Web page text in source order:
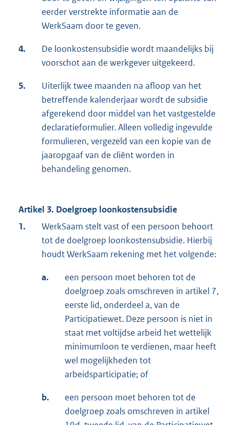
eerder verstrekte informatie aan de
WerkSaam door te geven.
4.
De loonkostensubsidie wordt maandelijks bij
voorschot aan de werkgever uitgekeerd.
5.
Uiterlijk twee maanden na afloop van het
betreffende kalenderjaar wordt de subsidie
afgerekend door middel van het vastgestelde
declaratieformulier. Alleen volledig ingevulde
formulieren, vergezeld van een kopie van de
jaaropgaaf van de cliënt worden in
behandeling genomen.
Artikel 3. Doelgroep loonkostensubsidie
1.
WerkSaam stelt vast of een persoon behoort
tot de doelgroep loonkostensubsidie. Hierbij
houdt WerkSaam rekening met het volgende:
a.
een persoon moet behoren tot de
doelgroep zoals omschreven in artikel 7,
eerste lid, onderdeel a, van de
Participatiewet. Deze persoon is niet in
staat met voltijdse arbeid het wettelijk
minimumloon te verdienen, maar heeft
wel mogelijkheden tot
arbeidsparticipatie; of
b.
een persoon moet behoren tot de
doelgroep zoals omschreven in artikel